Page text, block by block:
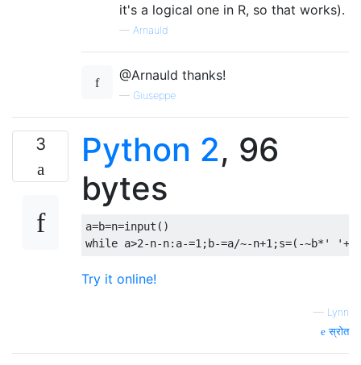
it's a logical one in R, so that works).
— Arnauld
@Arnauld thanks!
— Giuseppe
3 Python 2, 96
bytes
a=b=n=input ()
while a>2-n-n: a-=1; b-=a/~-n+1;s=(-~b* ' '+
Try it online!
— Lynn
स्रोत